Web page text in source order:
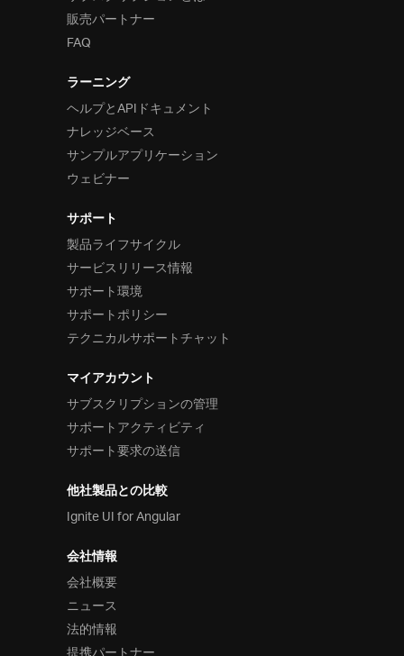
販売パートナー
FAQ
ラーニング
ヘルプとAPIドキュメント
ナレッジベース
サンプルアプリケーション
ウェビナー
サポート
製品ライフサイクル
サービスリリース情報
サポート環境
サポートポリシー
テクニカルサポートチャット
マイアカウント
サブスクリプションの管理
サポートアクティビティ
サポート要求の送信
他社製品との比較
Ignite UI for Angular
会社情報
会社概要
ニュース
法的情報